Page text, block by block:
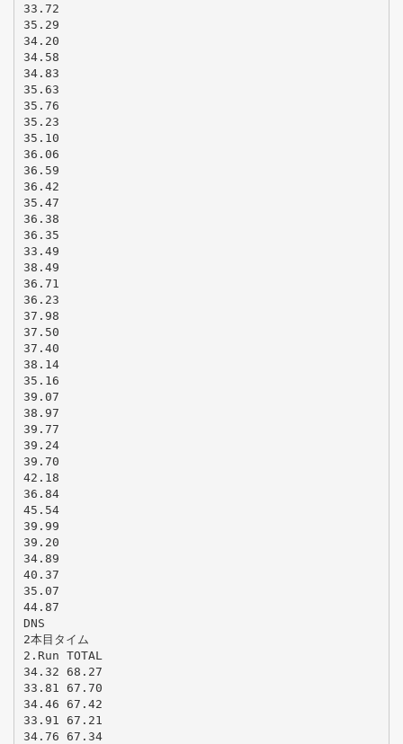
33.72
35.29
34.20
34.58
34.83
35.63
35.76
35.23
35.10
36.06
36.59
36.42
35.47
36.38
36.35
33.49
38.49
36.71
36.23
37.98
37.50
37.40
38.14
35.16
39.07
38.97
39.77
39.24
39.70
42.18
36.84
45.54
39.99
39.20
34.89
40.37
35.07
44.87
DNS
2本目タイム
2.Run TOTAL
34.32 68.27
33.81 67.70
34.46 67.42
33.91 67.21
34.76 67.34